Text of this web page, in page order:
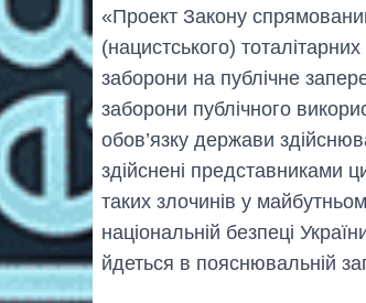
«Проект Закону
(нацистського)
заборони на публічне
заборони публічного
обов’язку держави
здійснені представниками
таких злочинів у
національній безпеці
йдеться в пояснювальній